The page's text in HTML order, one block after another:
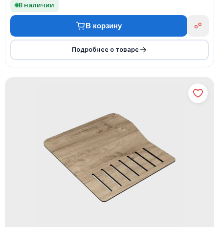
В наличии
В корзину
Подробнее о товаре